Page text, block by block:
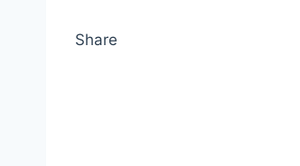
Share